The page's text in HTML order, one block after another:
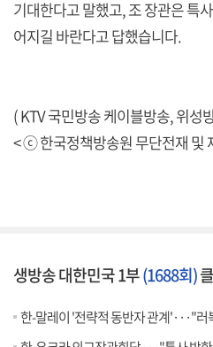
기대한다고 말했고, 조 장관은 특
어지길 바란다고 답했습니다.
( KTV 국민방송 케이블방송, 위성
< ⓒ 한국정책방송원 무단전재 및
생방송 대한민국 1부(1688회)
한-말레이 '전략적 동반자 관계'···"러